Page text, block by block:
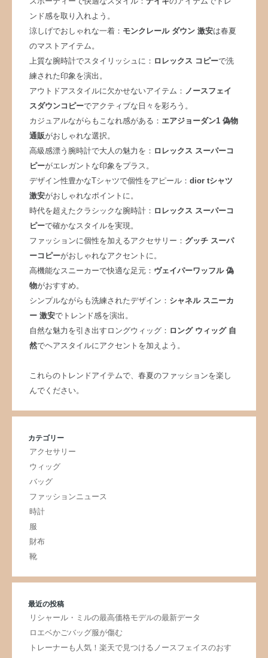
ンド感を取り入れよう。
涼しげでおしゃれな一着： モンクレール ダウン 激安は春夏
のマストアイテム。
上質な腕時計でスタイリッシュに： ロレックス コピーで洗
練された印象を演出。
アウトドアスタイルに欠かせないアイテム： ノースフェイ
スダウンコピーでアクティブな日々を彩ろう。
カジュアルながらもこなれ感がある： エアジョーダン1 偽物
通販がおしゃれな選択。
高級感漂う腕時計で大人の魅力を： ロレックス スーパーコ
ピーがエレガントな印象をプラス。
デザイン性豊かなTシャツで個性をアピール： dior tシャツ
激安がおしゃれなポイントに。
時代を超えたクラシックな腕時計： ロレックス スーパーコ
ピーで確かなスタイルを実現。
ファッションに個性を加えるアクセサリー： グッチ スーパ
ーコピーがおしゃれなアクセントに。
高機能なスニーカーで快適な足元： ヴェイパーワッフル 偽
物がおすすめ。
シンプルながらも洗練されたデザイン： シャネル スニーカ
ー 激安でトレンド感を演出。
自然な魅力を引き出すロングウィッグ： ロング ウィッグ 自
然でヘアスタイルにアクセントを加えよう。
これらのトレンドアイテムで、春夏のファッションを楽し
んでください。
カテゴリー
アクセサリー
ウィッグ
バッグ
ファッションニュース
時計
服
財布
靴
最近の投稿
リシャール・ミルの最高価格モデルの最新データ
ロエベかごバッグ服が傷む
トレーナーも人気！楽天で見つけるノースフェイスのおす